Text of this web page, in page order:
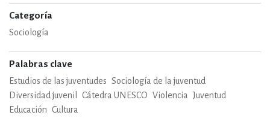
Categoría
Sociología
Palabras clave
Estudios de las juventudes Sociología de la juventud
Diversidad juvenil
Cátedra UNESCO Violencia
Juventud
Educación Cultura